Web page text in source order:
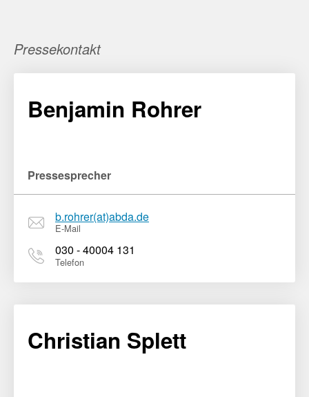
Pressekontakt
Benjamin Rohrer
Pressesprecher
b.rohrer(at)abda.de
E-Mail
030 - 40004 131
Telefon
Christian Splett